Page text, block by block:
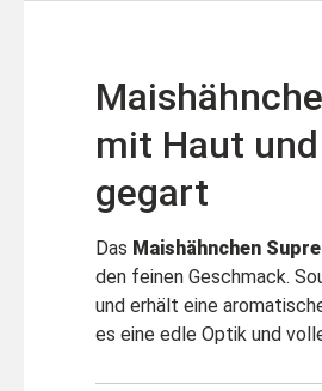
mit Haut
gegart
Das Maishähnchen
den feinen Geschmack.
und erhält eine
es eine edle Optik und